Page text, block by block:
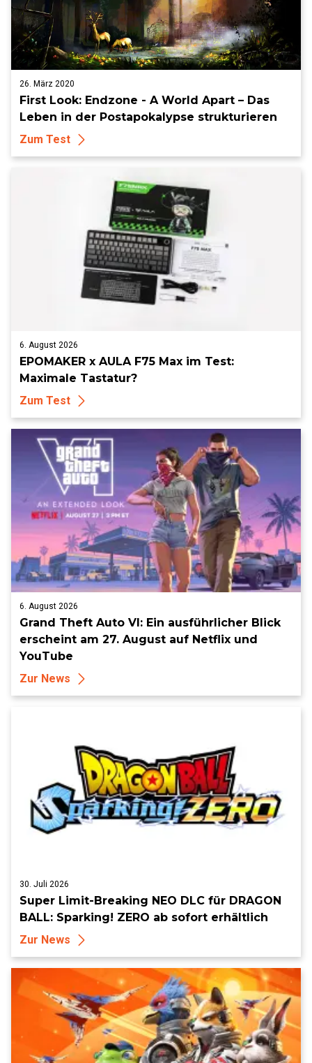
26. März 2020
First Look: Endzone - A World Apart – Das
Leben in der Postapokalypse strukturieren
Zum Test
6. August 2026
EPOMAKER x AULA F75 Max im Test:
Maximale Tastatur?
Zum Test
6. August 2026
Grand Theft Auto VI: Ein ausführlicher Blick
erscheint am 27. August auf Netflix und
YouTube
Zur News
30. Juli 2026
Super Limit-Breaking NEO DLC für DRAGON
BALL: Sparking! ZERO ab sofort erhältlich
Zur News